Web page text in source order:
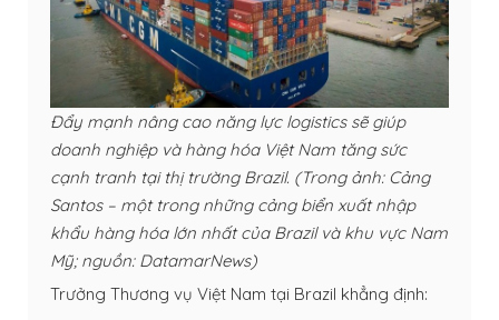
Đẩy mạnh nâng cao năng lực logistics sẽ giúp
doanh nghiệp và hàng hóa Việt Nam tăng sức
cạnh tranh tại thị trường Brazil. (Trong ảnh: Cảng
Santos – một trong những cảng biển xuất nhập
khẩu hàng hóa lớn nhất của Brazil và khu vực Nam
Mỹ; nguồn: DatamarNews)
Trưởng Thương vụ Việt Nam tại Brazil khẳng định: